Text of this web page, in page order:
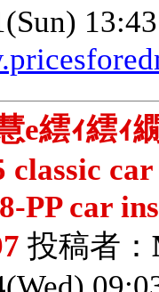
e繧ｨ繧ｨ
classic
PP car
投稿者：